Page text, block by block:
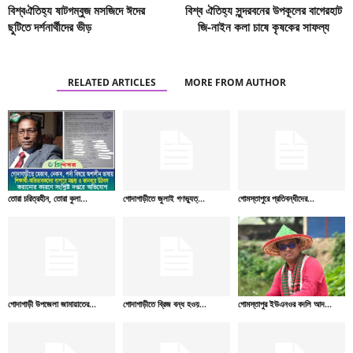
বিশ্বঐতিহ্য ষাটগম্বুজ মসজিদে ঈদের
ছুটিতে দর্শনার্থীদের ভীড়
বিশ্ব ঐতিহ্য সুন্দরবনের উপকূলের বাগেরহাট
জি-নাইন কলা চাষে কৃষকের সাফল্য
RELATED ARTICLES MORE FROM AUTHOR
তোরা চরিত্রহীন, তোরা কুলা... গোদাগাড়ীতে জুলাই গণভ্যুত্... গোমস্তাপুরে প্রতিবন্ধীদের...
গোদাগাড়ী উপজেলা জামায়াতের... গোদাগাড়ীতে ব্রিজ বন্ধ হওয়... গোমস্তাপুর ইউএনওর বদলি আদ...